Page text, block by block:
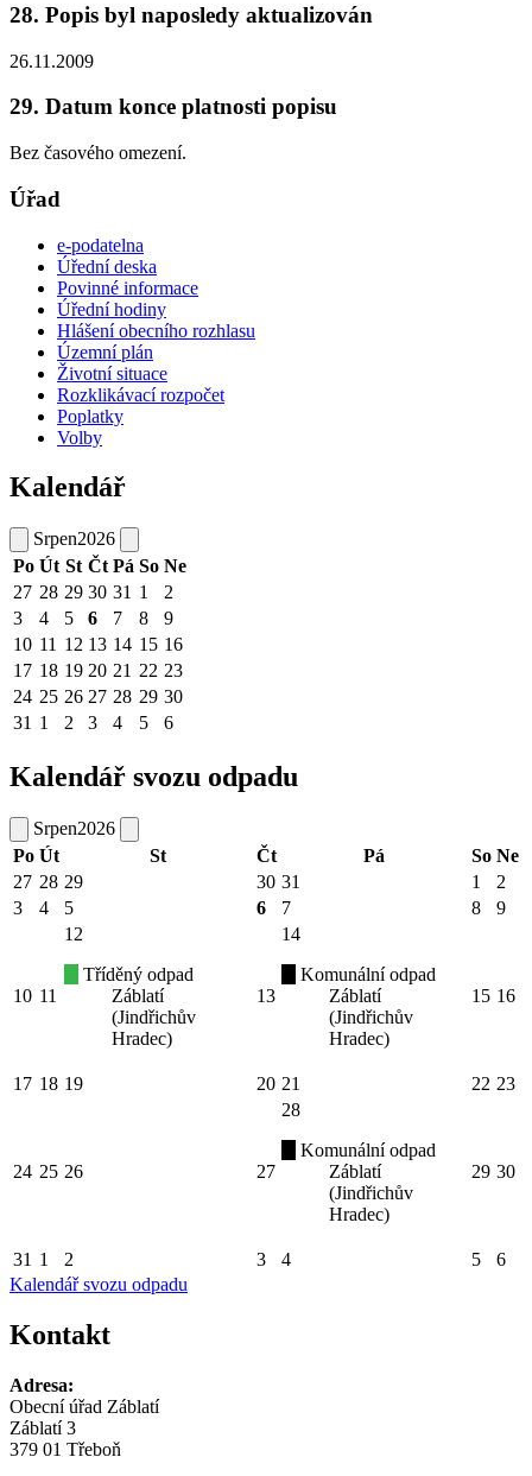
28. Popis byl naposledy aktualizován
26.11.2009
29. Datum konce platnosti popisu
Bez časového omezení.
Úřad
e-podatelna
Úřední deska
Povinné informace
Úřední hodiny
Hlášení obecního rozhlasu
Územní plán
Životní situace
Rozklikávací rozpočet
Poplatky
Volby
Kalendář
Srpen2026
Po Út St Čt Pá So Ne
27 28 29 30 31 1
2
3
4 5 6 7 8
9
10 11 12 13 14 15 16
17 18 19 20 21 22 23
24 25 26 27 28 29 30
31 1 2 3 4 5 6
Kalendář svozu odpadu
Srpen2026
Po Út St Čt Pá So Ne
27 28 29 30 31 1
2
3
4 5 6 7 8 9
10 11
12
Tříděný odpad
Záblatí
(Jindřichův
Hradec)
13
14
Komunální odpad
Záblatí
(Jindřichův
Hradec)
15 16
17 18 19 20 21 22 23
24 25 26 27
28
Komunální odpad
Záblatí
(Jindřichův
Hradec)
29 30
31 1 2 3 4 5
6
Kalendář svozu odpadu
Kontakt
Adresa:
Obecní úřad Záblatí
Záblatí 3
379 01 Třeboň